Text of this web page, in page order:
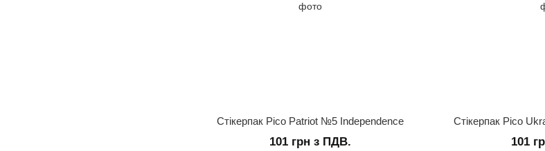
Стікерпак Pico Patriot №5 Independence
101 грн з ПДВ.
Стікерпак Pico
101